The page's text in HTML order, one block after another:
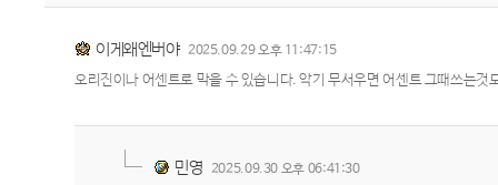
이게왜엔버야 2025.09.29 오후 11:47:15
오리진이나 어센트로 막을 수 있습니다. 악기 무서우면 어센트 그때쓰는
민영 2025.09.30 오후 06:41:30